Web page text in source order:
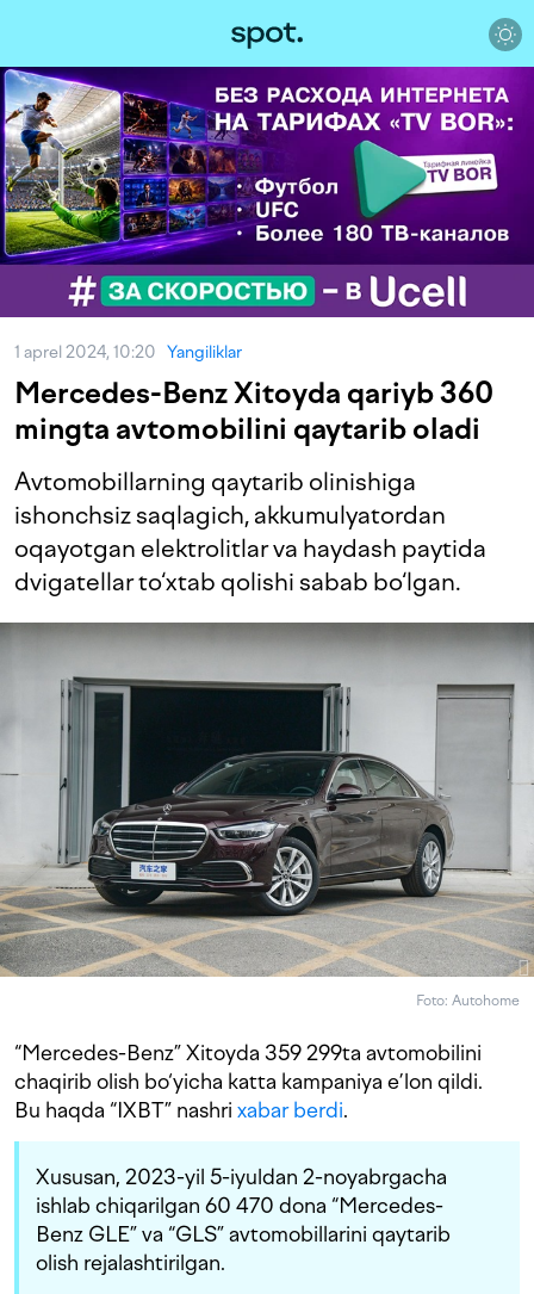
1 aprel 2024, 10:20 Yangiliklar
Mercedes-Benz Xitoyda qariyb 360
mingta avtomobilini qaytarib oladi
Avtomobillarning qaytarib olinishiga
ishonchsiz saqlagich, akkumulyatordan
oqayotgan elektrolitlar va haydash paytida
dvigatellar to‘xtab qolishi sabab bo‘lgan.
Foto: Autohome
“Mercedes-Benz” Xitoyda 359 299ta avtomobilini
chaqirib olish bo‘yicha katta kampaniya e’lon qildi.
Bu haqda “IXBT” nashri xabar berdi.
Xususan, 2023-yil 5-iyuldan 2-noyabrgacha
ishlab chiqarilgan 60 470 dona “Mercedes-
Benz GLE” va “GLS” avtomobillarini qaytarib
olish rejalashtirilgan.